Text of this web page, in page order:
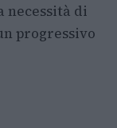
necessità di
progressivo